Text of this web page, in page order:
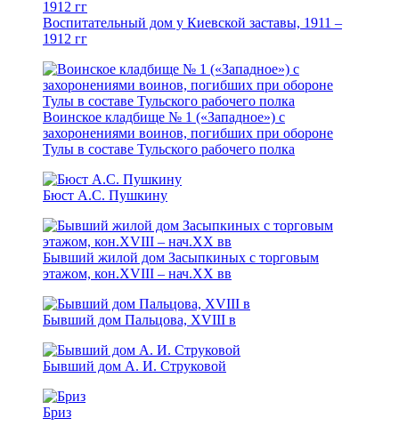
Воспитательный дом у Киевской заставы, 1911 –
1912 гг
Воинское кладбище № 1 («Западное») с
захоронениями воинов, погибших при обороне
Тулы в составе Тульского рабочего полка
Бюст А.С. Пушкину
Бывший жилой дом Засыпкиных с торговым
этажом, кон.XVIII – нач.ХХ вв
Бывший дом Пальцова, XVIII в
Бывший дом А. И. Струковой
Бриз